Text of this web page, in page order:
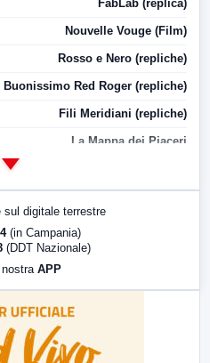
FabLab (replica)
Nouvelle Vouge (Film)
Rosso e Nero (repliche)
Buonissimo Red Roger (repliche)
Fili Meridiani (repliche)
La Mappa dei Piaceri
sul digitale terrestre
(in Campania)
(DDT Nazionale)
APP